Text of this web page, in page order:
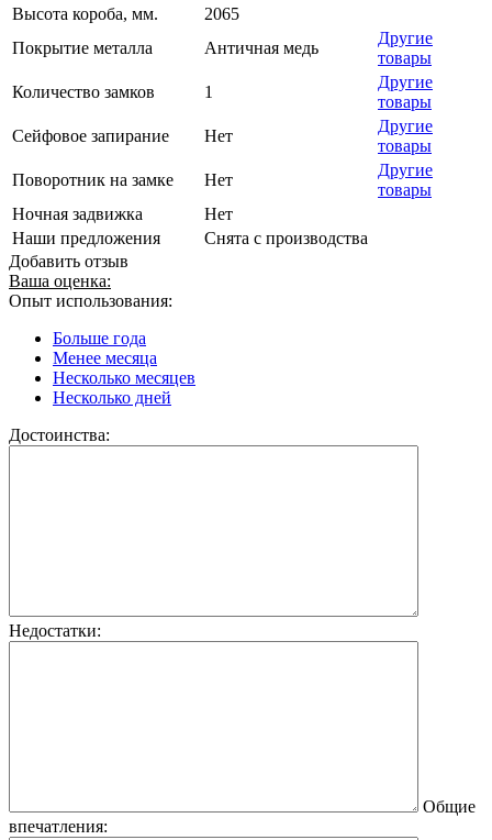
Высота короба, мм.
2065
Покрытие металла
Античная медь
Другие
товары
Количество замков
1
Другие
товары
Сейфовое запирание
Нет
Другие
товары
Поворотник на замке
Нет
Другие
товары
Ночная задвижка
Нет
Наши предложения
Снята с производства
Добавить отзыв
Ваша оценка:
Опыт использования:
Больше года
Менее месяца
Несколько месяцев
Несколько дней
Достоинства:
Недостатки:
Общие
впечатления: